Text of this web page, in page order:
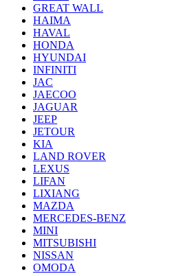
GREAT WALL
HAIMA
HAVAL
HONDA
HYUNDAI
INFINITI
JAC
JAECOO
JAGUAR
JEEP
JETOUR
KIA
LAND ROVER
LEXUS
LIFAN
LIXIANG
MAZDA
MERCEDES-BENZ
MINI
MITSUBISHI
NISSAN
OMODA